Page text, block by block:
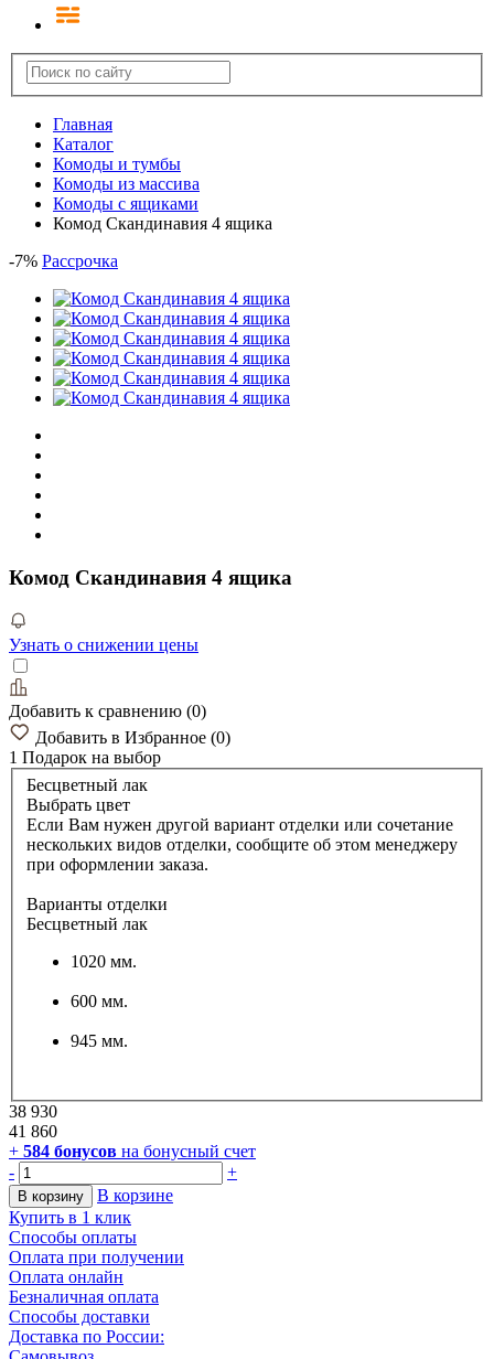
Главная
Каталог
Комоды и тумбы
Комоды из массива
Комоды с ящиками
Комод Скандинавия 4 ящика
-7% Рассрочка
Комод Скандинавия 4 ящика
Узнать о снижении цены
Добавить к сравнению (0)
Добавить в Избранное (0)
1 Подарок на выбор
Бесцветный лак
Выбрать цвет
Если Вам нужен другой вариант отделки или сочетание
нескольких видов отделки, сообщите об этом менеджеру
при оформлении заказа.
Варианты отделки
Бесцветный лак
1020 мм.
600 мм.
945 мм.
38 930
41 860
+ 584 бонусов на бонусный счет
-
+
В корзину
В корзине
Купить в 1 клик
Способы оплаты
Оплата при получении
Оплата онлайн
Безналичная оплата
Способы доставки
Доставка по России: